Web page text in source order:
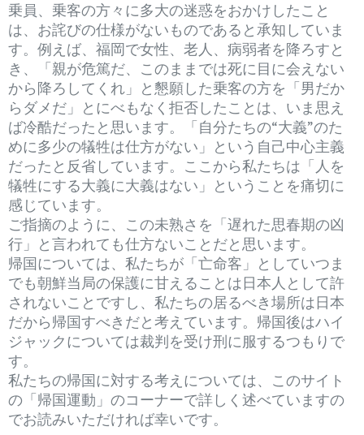
乗員、乗客の方々に多大の迷惑をおかけしたこと
は、お詫びの仕様がないものであると承知していま
す。例えば、福岡で女性、老人、病弱者を降ろすと
き、「親が危篤だ、このままでは死に目に会えない
から降ろしてくれ」と懇願した乗客の方を「男だか
らダメだ」とにべもなく拒否したことは、いま思え
ば冷酷だったと思います。「自分たちの“大義”のた
めに多少の犠牲は仕方がない」という自己中心主義
だったと反省しています。ここから私たちは「人を
犠牲にする大義に大義はない」ということを痛切に
感じています。
ご指摘のように、この未熟さを「遅れた思春期の凶
行」と言われても仕方ないことだと思います。
帰国については、私たちが「亡命客」としていつま
でも朝鮮当局の保護に甘えることは日本人として許
されないことですし、私たちの居るべき場所は日本
だから帰国すべきだと考えています。帰国後はハイ
ジャックについては裁判を受け刑に服するつもりで
す。
私たちの帰国に対する考えについては、このサイト
の「帰国運動」のコーナーで詳しく述べていますの
でお読みいただければ幸いです。